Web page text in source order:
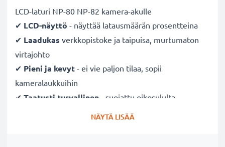
LCD-laturi NP-80 NP-82 kamera-akulle
✔ LCD-näyttö - näyttää latausmäärän prosentteina
✔ Laadukas verkkopistoke ja taipuisa, murtumaton
virtajohto
✔ Pieni ja kevyt - ei vie paljon tilaa, sopii
kameralaukkuihin
✔ Taatusti turvallinen - suojattu oikosululta,
ylikuumenemiselta ja ylijännitteeltä
NÄYTÄ LISÄÄ